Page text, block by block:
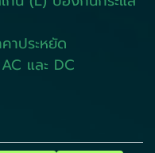
าประหยัด
และ DC